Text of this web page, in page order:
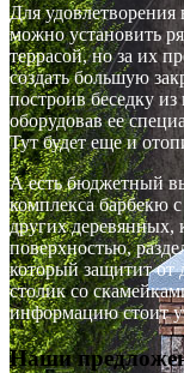
Для
можно установить
террасой, но за их
создать большую
построив беседку
оборудовав ее
Тут будет еще и
А есть бюджетный
комплекса барбекю
других деревянных,
поверхностью,
который защитит от
столик со
информацию стоит
Наши